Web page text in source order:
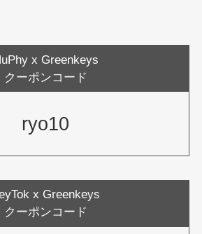
x Greenkeys
クーポンコード
ryo10
x Greenkeys
クーポンコード